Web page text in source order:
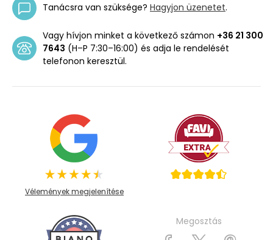
Tanácsra van szüksége? Hagyjon üzenetet.
Vagy hívjon minket a következő számon +36 21 300
7643 (H–P 7:30–16:00) és adja le rendelését
telefonon keresztül.
Vélemények megjelenítése
Megosztás